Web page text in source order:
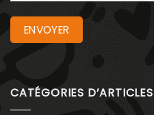
CATÉGORIES D’ARTICLES